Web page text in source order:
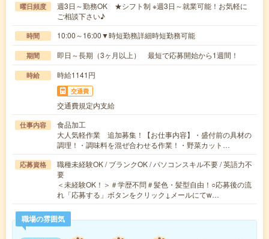
曜日頻度
週3日～勤務OK ★シフト制 ※週3日～就業可能！お気軽に
ご相談下さい♪
時間 10:00～16:00▼時短勤務詳細時短勤務可能
期間 即日～長期（3ヶ月以上） 最短で応募開始から1週間！
時給 時給1141円
交通費
交通費規定内支給
仕事内容
食品加工
大人気軽作業 追加募集！【お仕事内容】・盛付前の具材の
調理！・調味料を混ぜ合わせる作業！・野菜カット…
応募資格
職種未経験OK / ブランクOK / パソコンスキル不要 / 英語力不
要
＜未経験OK！＞＃学歴不問＃髪色・髪型自由！○応募後の流
れ「応募する」ボタンをクリック↓メールにてw…
職場の雰囲気